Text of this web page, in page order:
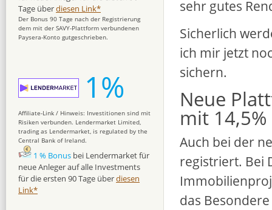
sehr gutes
Sicherlich
ich mir jetzt
sichern.
Neue
mit 14,5%
Auch bei der
registriert. Bei
das
Tage überdiesen Link*
Der Bonus 90 Tage nach der Registrierung
dem mit der SAVY-Plattform verbundenen
Paysera-Konto gutgeschrieben.
1%
Affiliate-Link / Hinweis: Investitionen sind mit
Risiken verbunden. Lendermarket Limited,
trading as Lendermarket, is regulated by the
Central Bank of Ireland.
1 % Bonus bei Lendermarket für
neue Anleger auf alle Investments
für die ersten 90 Tage überdiesen
Link*